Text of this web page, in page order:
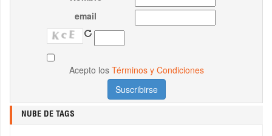
email
Acepto los Términos y Condiciones
NUBE DE TAGS